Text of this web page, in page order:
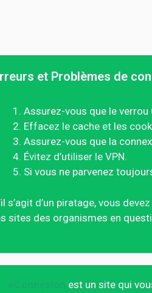
et Problèmes de
Assurez-vous que le verrou
Effacez le cache et les
Assurez-vous que la
Évitez d’utiliser le VPN.
Si vous ne parvenez
s’agit d’un piratage, vous
sites des organismes en
est un site qui